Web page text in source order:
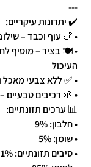
---
✔️ יתרונות עיקריים:
• 🍗 עוף וכבד –
• 🍽️ בציר – מוסיף
העיכול
• ✅ ללא צבעי מאכל
• 🌱 רכיבים טבעיים
📊 ערכים תזונתיים:
• חלבון: 9%
• שומן: 5%
• סיבים תזונתיים: 1%